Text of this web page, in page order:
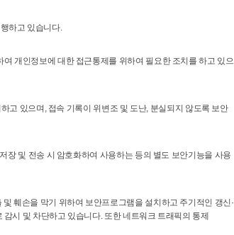
하고 있습니다.
개인정보에 대한 접근통제를 위하여 필요한 조치를 하고 있으
고 있으며, 접속 기록이 위변조 및 도난, 분실되지 않도록 보안
장 및 전송 시 암호화하여 사용하는 등의 별도 보안기능을 사용
훼손을 막기 위하여 보안프로그램을 설치하고 주기적인 갱신·
시 및 차단하고 있습니다. 또한 네트워크 트래픽의 통제